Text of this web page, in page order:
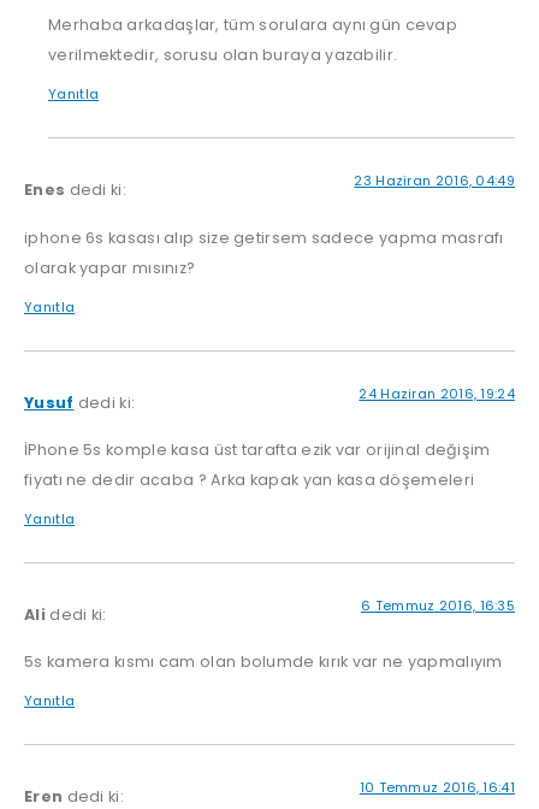
Merhaba arkadaşlar, tüm sorulara aynı gün cevap
verilmektedir, sorusu olan buraya yazabilir.
Yanıtla
Enes dedi ki: 23 Haziran 2016, 04:49
iphone 6s kasası alıp size getirsem sadece yapma masrafı
olarak yapar mısınız?
Yanıtla
Yusuf dedi ki: 24 Haziran 2016, 19:24
İPhone 5s komple kasa üst tarafta ezik var orijinal değişim
fiyatı ne dedir acaba ? Arka kapak yan kasa döşemeleri
Yanıtla
Ali dedi ki: 6 Temmuz 2016, 16:35
5s kamera kısmı cam olan bolumde kırık var ne yapmalıyım
Yanıtla
Eren dedi ki: 10 Temmuz 2016, 16:41